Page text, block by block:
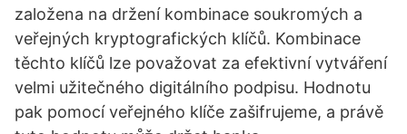
založena na držení kombinace soukromých a
veřejných kryptografických klíčů. Kombinace
těchto klíčů lze považovat za efektivní vytváření
velmi užitečného digitálního podpisu. Hodnotu
pak pomocí veřejného klíče zašifrujeme, a právě